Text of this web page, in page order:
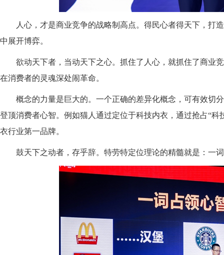
人心，才是商业竞争的战略制高点。 得民心者得天下 ， 打
中展开博弈。
欲动天下者，当动天下之心。抓住了人心，就抓住了商业
在消费者的灵魂深处闹革命。
概念的力量是巨大的。 一个正确的差异化概念， 可有效切分
登顶消费者心智。例如猫人通过定位于科技内衣，通过抢占“
衣行业第一品牌。
鼓天下之动者，存乎辞。特劳特定位理论的精髓就是：一